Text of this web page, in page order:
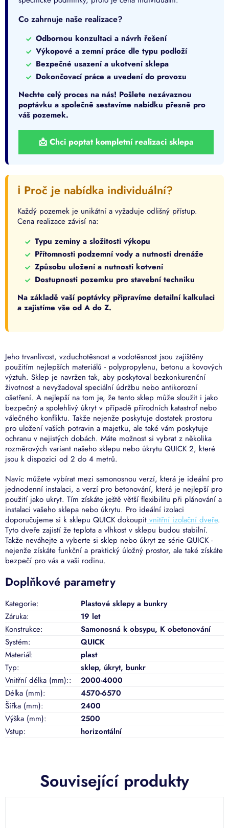
Související produkty
Co zahrnuje naše realizace?
Odbornou konzultaci a návrh řešení
Výkopové a zemní práce dle typu podloží
Bezpečné usazení a ukotvení sklepa
Dokončovací práce a uvedení do provozu
Nechte celý proces na nás! Pošlete nezávaznou
poptávku a společně sestavíme nabídku přesně pro
váš pozemek.
📩 Chci poptat kompletní realizaci sklepa
ℹ️ Proč je nabídka individuální?
Každý pozemek je unikátní a vyžaduje odlišný přístup.
Cena realizace závisí na:
Typu zeminy a složitosti výkopu
Přítomnosti podzemní vody a nutnosti drenáže
Způsobu uložení a nutnosti kotvení
Dostupnosti pozemku pro stavební techniku
Na základě vaší poptávky připravíme detailní kalkulaci
a zajistíme vše od A do Z.
Jeho trvanlivost, vzduchotěsnost a vodotěsnost jsou zajištěny
použitím nejlepších materiálů - polypropylenu, betonu a kovových
výztuh. Sklep je navržen tak, aby poskytoval bezkonkurenční
životnost a nevyžadoval speciální údržbu nebo antikorozní
ošetření. A nejlepší na tom je, že tento sklep může sloužit i jako
bezpečný a spolehlivý úkryt v případě přírodních katastrof nebo
válečného konfliktu. Takže nejenže poskytuje dostatek prostoru
pro uložení vaších potravin a majetku, ale také vám poskytuje
ochranu v nejistých dobách. Máte možnost si vybrat z několika
rozměrových variant našeho sklepu nebo úkrytu QUICK 2, které
jsou k dispozici od 2 do 4 metrů.
Navíc můžete vybírat mezi samonosnou verzí, která je ideální pro
jednodenní instalaci, a verzí pro betonování, která je nejlepší pro
použití jako ukryt. Tím získáte ještě větší flexibilitu při plánování a
instalaci vašeho sklepa nebo úkrytu. Pro ideální izolaci
doporučujeme si k sklepu QUICK dokoupit vnitřní izolační dveře.
Tyto dveře zajistí že teplota a vlhkost v sklepu budou stabilní.
Takže neváhejte a vyberte si sklep nebo úkryt ze série QUICK -
nejenže získáte funkční a praktický úložný prostor, ale také získáte
bezpečí pro vás a vaši rodinu.
Doplňkové parametry
Kategorie:
Plastové sklepy a bunkry
Záruka:
19 let
Konstrukce: Samonosná k obsypu, K obetonování
Systém:
QUICK
Materiál:
plast
Typ: sklep, úkryt, bunkr
Vnitřní délka (mm)::
2000-4000
Délka (mm):
4570-6570
Šířka (mm):
2400
Výška (mm):
2500
Vstup: horizontální